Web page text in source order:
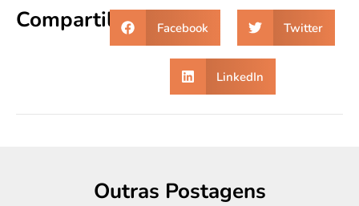
Compartilhe: Facebook Twitter
LinkedIn
Outras Postagens